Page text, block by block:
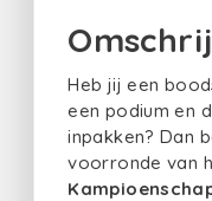
Heb jij een
een podium en
inpakken? Dan
voorronde van